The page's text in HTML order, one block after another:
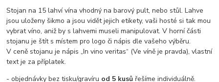
Stojan na 15 lahví vína vhodný na barový pult, nebo stůl. Lahve
jsou uloženy šikmo a jsou vidět jejich etikety, vaši hosté si tak mou
vybrat víno, aniž by s lahvemi museli manipulovat. V horní části
stojanu je štít s místem pro logo či nápis dle vašeho výběru.
V ceně stojanu je nápis „In vino veritas“ (Ve víně je pravda), vlastní
text je za příplatek.
- objednávky bez tisku/gravíru od 5 kusů řešíme individuálně.